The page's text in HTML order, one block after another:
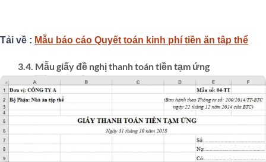
Tải về : Mẫu báo cáo Quyết toán kinh phí tiền ăn tập thể
3.4. Mẫu giấy đề nghị thanh toán tiền tạm ứng